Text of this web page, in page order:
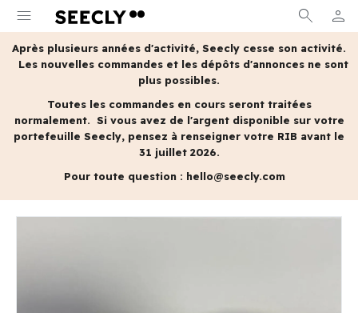
menu search person
MON
Après plusieurs années d'activité, Seecly cesse son activité.
Les nouvelles commandes et les dépôts d'annonces ne sont
plus possibles.
Toutes les commandes en cours seront traitées
normalement. Si vous avez de l'argent disponible sur votre
portefeuille Seecly, pensez à renseigner votre RIB avant le
31 juillet 2026.
Pour toute question : hello@seecly.com